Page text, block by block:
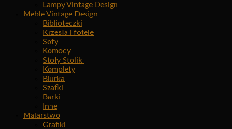
Lampy Vintage Design
Meble Vintage Design
Biblioteczki
Krzesła i fotele
Sofy
Komody
Stoły Stoliki
Komplety
Biurka
Szafki
Barki
Inne
Malarstwo
Grafiki